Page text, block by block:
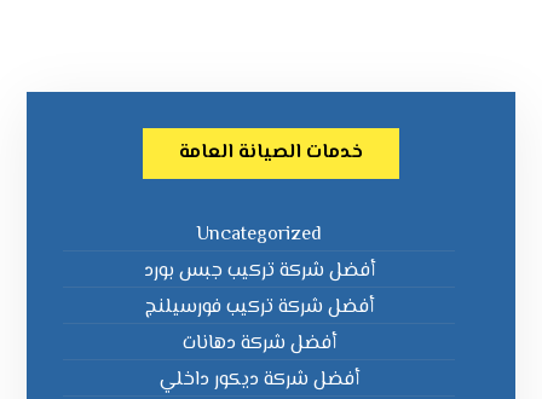
خدمات الصيانة العامة
Uncategorized
أفضل شركة تركيب جبس بورد
أفضل شركة تركيب فورسيلنج
أفضل شركة دهانات
أفضل شركة ديكور داخلي